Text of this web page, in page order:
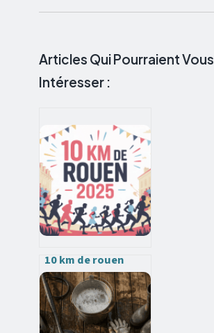
Articles Qui Pourraient Vous
Intéresser :
10 km de rouen
2025 : date,
inscription,
parcours et
conseils essentiels